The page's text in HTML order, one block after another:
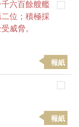
六百餘艘艦
位；積極採
威脅。
報紙
報紙